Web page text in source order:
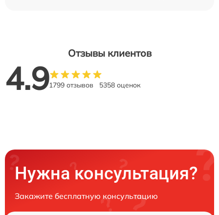
Отзывы клиентов
4.91799 отзывов 5358 оценок
Нужна консультация?
Закажите бесплатную консультацию